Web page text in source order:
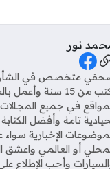
نور
Social Links
متخصص في
أكتب من 15 سنة
في جميع المجالات
تامة وأفضل
الإخبارية
أو العالمي واعشق
وأحب الإطلاع